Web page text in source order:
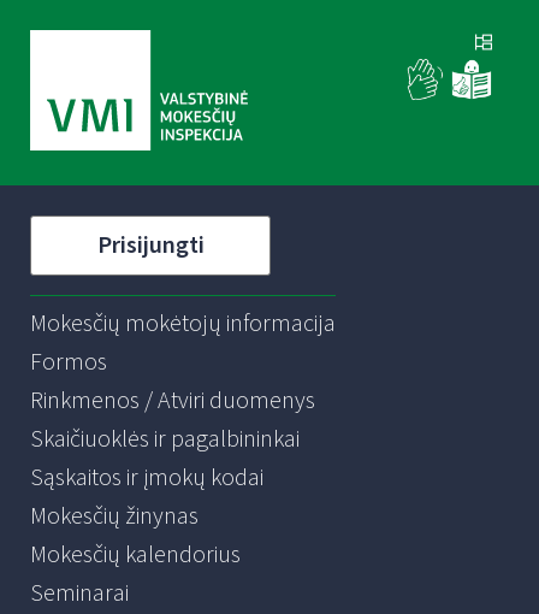
Prisijungti
Mokesčių mokėtojų informacija
Formos
Rinkmenos / Atviri duomenys
Skaičiuoklės ir pagalbininkai
Sąskaitos ir įmokų kodai
Mokesčių žinynas
Mokesčių kalendorius
Seminarai